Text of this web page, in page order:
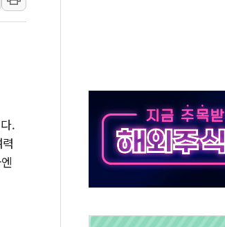
흉기 난동…60대 남성 2명 숨져
니 흉기 살해 10대 아들 체포
'뻔뻔' 받아친 정청래…제주 연설서 신경전 고조
검토 지시…與 "적극 환영"·野 "졸속 국정"
.